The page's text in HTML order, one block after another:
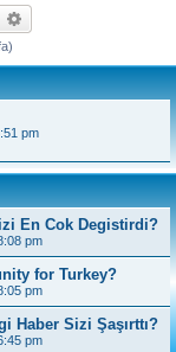
Ara
pm
En Cok Degistirdi?
pm
for Turkey?
pm
Haber Sizi Şaşırttı?
pm